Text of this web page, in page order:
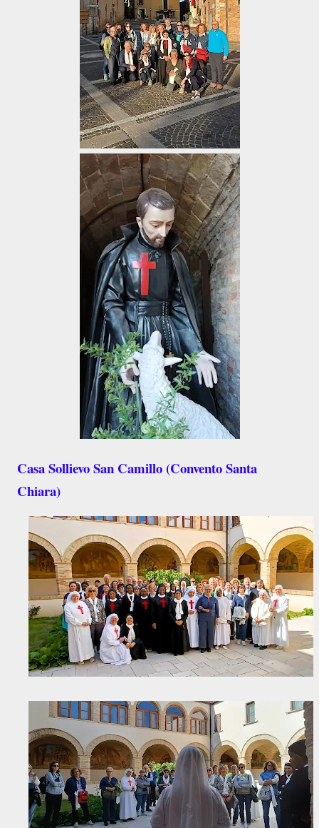
Casa Sollievo San Camillo (Convento Santa
Chiara)